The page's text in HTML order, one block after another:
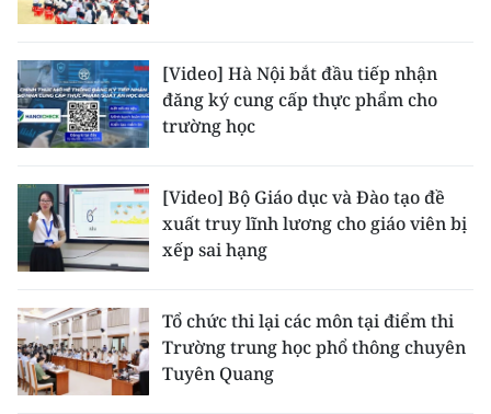
[Video] Hà Nội bắt đầu tiếp nhận
đăng ký cung cấp thực phẩm cho
trường học
[Video] Bộ Giáo dục và Đào tạo đề
xuất truy lĩnh lương cho giáo viên bị
xếp sai hạng
Tổ chức thi lại các môn tại điểm thi
Trường trung học phổ thông chuyên
Tuyên Quang